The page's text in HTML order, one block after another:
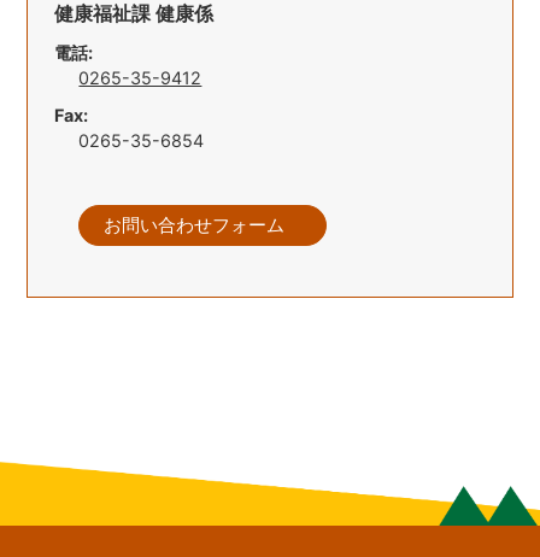
健康福祉課 健康係
電話:
0265-35-9412
Fax:
0265-35-6854
お問い合わせフォーム